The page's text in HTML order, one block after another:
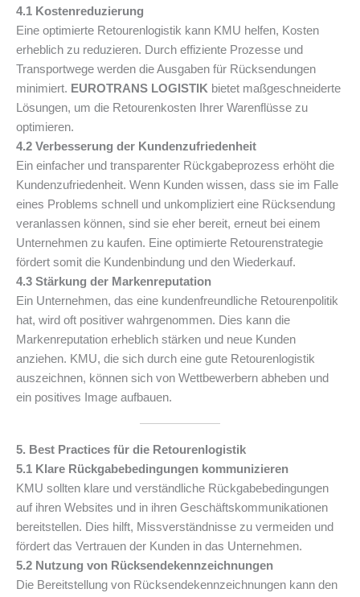
4.1 Kostenreduzierung
Eine optimierte Retourenlogistik kann KMU helfen, Kosten
erheblich zu reduzieren. Durch effiziente Prozesse und
Transportwege werden die Ausgaben für Rücksendungen
minimiert. EUROTRANS LOGISTIK bietet maßgeschneiderte
Lösungen, um die Retourenkosten Ihrer Warenflüsse zu
optimieren.
4.2 Verbesserung der Kundenzufriedenheit
Ein einfacher und transparenter Rückgabeprozess erhöht die
Kundenzufriedenheit. Wenn Kunden wissen, dass sie im Falle
eines Problems schnell und unkompliziert eine Rücksendung
veranlassen können, sind sie eher bereit, erneut bei einem
Unternehmen zu kaufen. Eine optimierte Retourenstrategie
fördert somit die Kundenbindung und den Wiederkauf.
4.3 Stärkung der Markenreputation
Ein Unternehmen, das eine kundenfreundliche Retourenpolitik
hat, wird oft positiver wahrgenommen. Dies kann die
Markenreputation erheblich stärken und neue Kunden
anziehen. KMU, die sich durch eine gute Retourenlogistik
auszeichnen, können sich von Wettbewerbern abheben und
ein positives Image aufbauen.
5. Best Practices für die Retourenlogistik
5.1 Klare Rückgabebedingungen kommunizieren
KMU sollten klare und verständliche Rückgabebedingungen
auf ihren Websites und in ihren Geschäftskommunikationen
bereitstellen. Dies hilft, Missverständnisse zu vermeiden und
fördert das Vertrauen der Kunden in das Unternehmen.
5.2 Nutzung von Rücksendekennzeichnungen
Die Bereitstellung von Rücksendekennzeichnungen kann den